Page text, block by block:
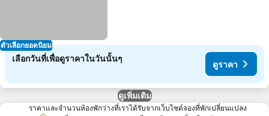
ตัวเลือกยอดนิยม
เลือกวันที่เพื่อดูราคาในวันนั้นๆ
ดูราคา
ดูเพิ่มเติม
ราคาและจำนวนห้องพักว่างที่เราได้รับจากเว็บไซต์จองที่พักเปลี่ยนแปลง